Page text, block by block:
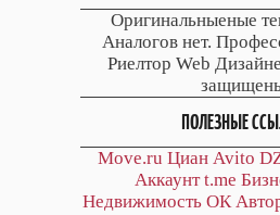
Оригинальныеные
Аналогов нет.
Риелтор Web
ПОЛЕЗНЫЕ
Move.ru Циан Avito
Аккаунт t.me
Недвижимость ОК